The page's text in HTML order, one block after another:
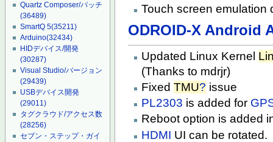
Quartz Composer/パッチ
(36489)
SmartQ 5(35211)
Arduino(32434)
HIDデバイス/開発
(30287)
Visual Studio/バージョン
(29439)
USBデバイス開発
(29011)
タグクラウド/アクセス数
(28256)
セブン・ステップ・ガイ
Touch screen emulation
ODROID-X Android
Updated Linux Kernel
(Thanks to mdrjr)
FixedTMU? issue
PL2303 is added for
Reboot option is added
HDMI UI can be rotated.